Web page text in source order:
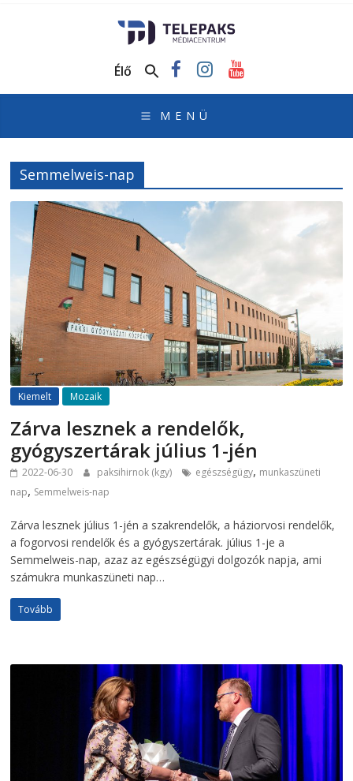
Médiacentrum
honlapja
Élő
Semmelweis-nap
Kiemelt Mozaik
Zárva lesznek a rendelők,
gyógyszertárak július 1-jén
2022-06-30 paksihirnok (kgy) egészségügy, munkaszüneti
nap, Semmelweis-nap
Zárva lesznek július 1-jén a szakrendelők, a háziorvosi rendelők,
a fogorvosi rendelők és a gyógyszertárak. július 1-je a
Semmelweis-nap, azaz az egészségügyi dolgozók napja, ami
számukra munkaszüneti nap…
Tovább